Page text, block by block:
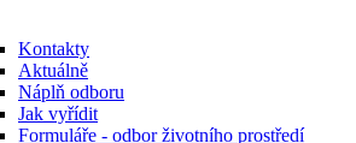
Kontakty
Aktuálně
Náplň odboru
Jak vyřídit
Formuláře - odbor životního prostředí